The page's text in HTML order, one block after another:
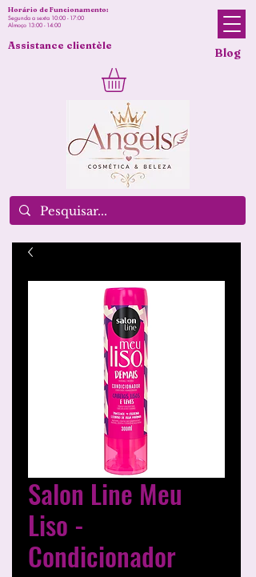
Blog
Horário de Funcionamento:
Segunda a sexta 10:00 - 17:00
Almoço 13:00 - 14:00
Assistance clientèle
Salon Line Meu
Liso -
Condicionador